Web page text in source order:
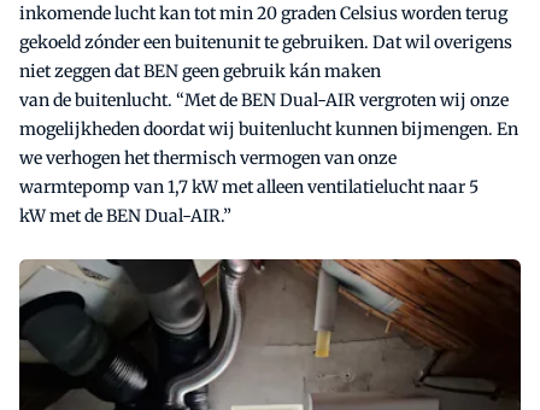
inkomende lucht kan tot min 20 graden Celsius worden terug
gekoeld zónder een buitenunit te gebruiken. Dat wil overigens
niet zeggen dat BEN geen gebruik kán maken
van de buitenlucht. “Met de BEN Dual-AIR vergroten wij onze
mogelijkheden doordat wij buitenlucht kunnen bijmengen. En
we verhogen het thermisch vermogen van onze
warmtepomp van 1,7 kW met alleen ventilatielucht naar 5
kW met de BEN Dual-AIR.”